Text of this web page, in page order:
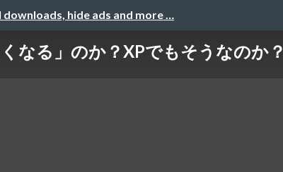
hide ads and more …
なる」のか？XPでもそうなのか？